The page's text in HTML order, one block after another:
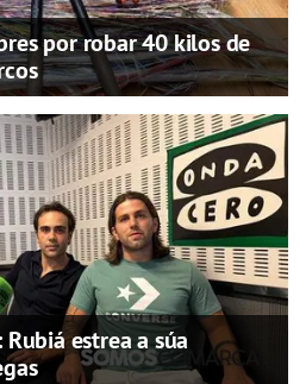
por robar 40 kilos de
estrea a súa